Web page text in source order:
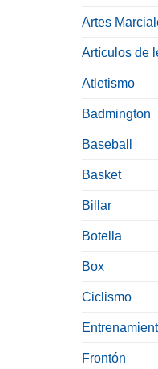
Artes
Artículos de
Atletismo
Badmington
Baseball
Basket
Billar
Botella
Box
Ciclismo
Frontón